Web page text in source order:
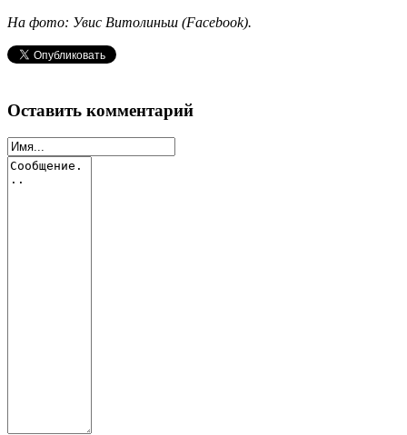
На фото: Увис Витолиньш (Facebook).
Оставить комментарий